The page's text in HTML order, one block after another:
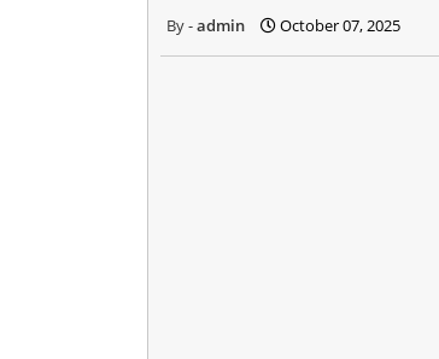
admin October 07, 2025